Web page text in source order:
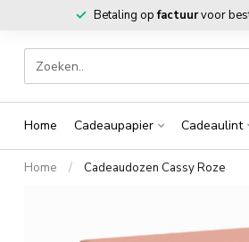
Betaling opfactuurvoor
Home Cadeaupapier Cadeaulint
Home / Cadeaudozen Cassy Roze